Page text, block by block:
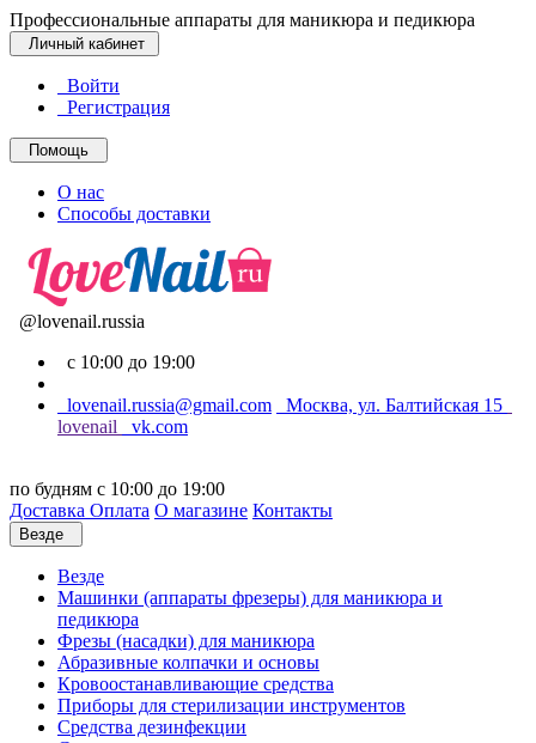
Профессиональные аппараты для маникюра и педикюра
Личный кабинет
Войти
Регистрация
Помощь
О нас
Способы доставки
@lovenail.russia
с 10:00 до 19:00
lovenail.russia@gmail.com
Москва, ул. Балтийская 15
lovenail
vk.com
по будням с 10:00 до 19:00
Доставка Оплата О магазине Контакты
Везде
Везде
Машинки (аппараты фрезеры) для маникюра и
педикюра
Фрезы (насадки) для маникюра
Абразивные колпачки и основы
Кровоостанавливающие средства
Приборы для стерилизации инструментов
Средства дезинфекции